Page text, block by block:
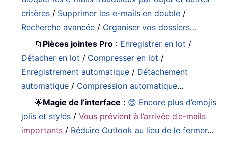
critères / Supprimer les e-mails en double /
Recherche avancée / Organiser vos dossiers…
📁 Pièces jointes Pro : Enregistrer en lot /
Détacher en lot / Compresser en lot /
Enregistrement automatique / Détachement
automatique / Compression automatique…
🌟Magie de l’interface : 😊 Encore plus d’emojis
jolis et stylés /Vous prévient à l’arrivée d’e-mails
importants / Réduire Outlook au lieu de le fermer...